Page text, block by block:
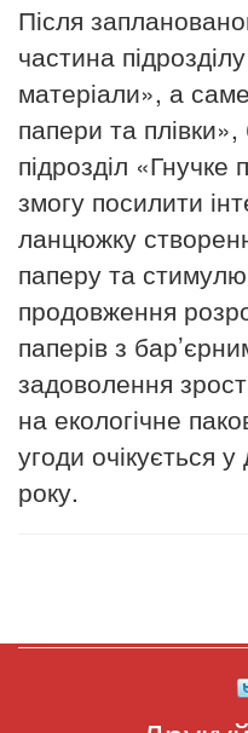
Після
частина
матеріали», а
папери та
підрозділ
змогу посилити
ланцюжку
паперу та
продовження
паперів з
задоволення
на екологічне
угоди очікується
року.